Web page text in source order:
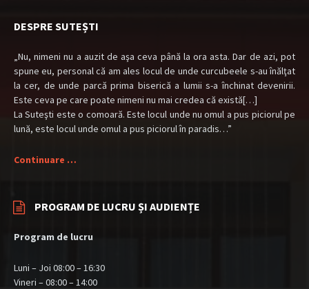
DESPRE SUTEȘTI
„Nu, nimeni nu a auzit de aşa ceva până la ora asta. Dar de azi, pot
spune eu, personal că am ales locul de unde curcubeele s-au înălţat
la cer, de unde parcă prima biserică a lumii s-a închinat devenirii.
Este ceva pe care poate nimeni nu mai credea că există[…]
La Suteşti este o comoară. Este locul unde nu omul a pus piciorul pe
lună, este locul unde omul a pus piciorul în paradis…”
Continuare …
PROGRAM DE LUCRU ȘI AUDIENȚE
Program de lucru
Luni – Joi 08:00 – 16:30
Vineri – 08:00 – 14:00